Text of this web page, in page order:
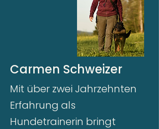
Carmen Schweizer
Mit über zwei Jahrzehnten
Erfahrung als
Hundetrainerin bringt